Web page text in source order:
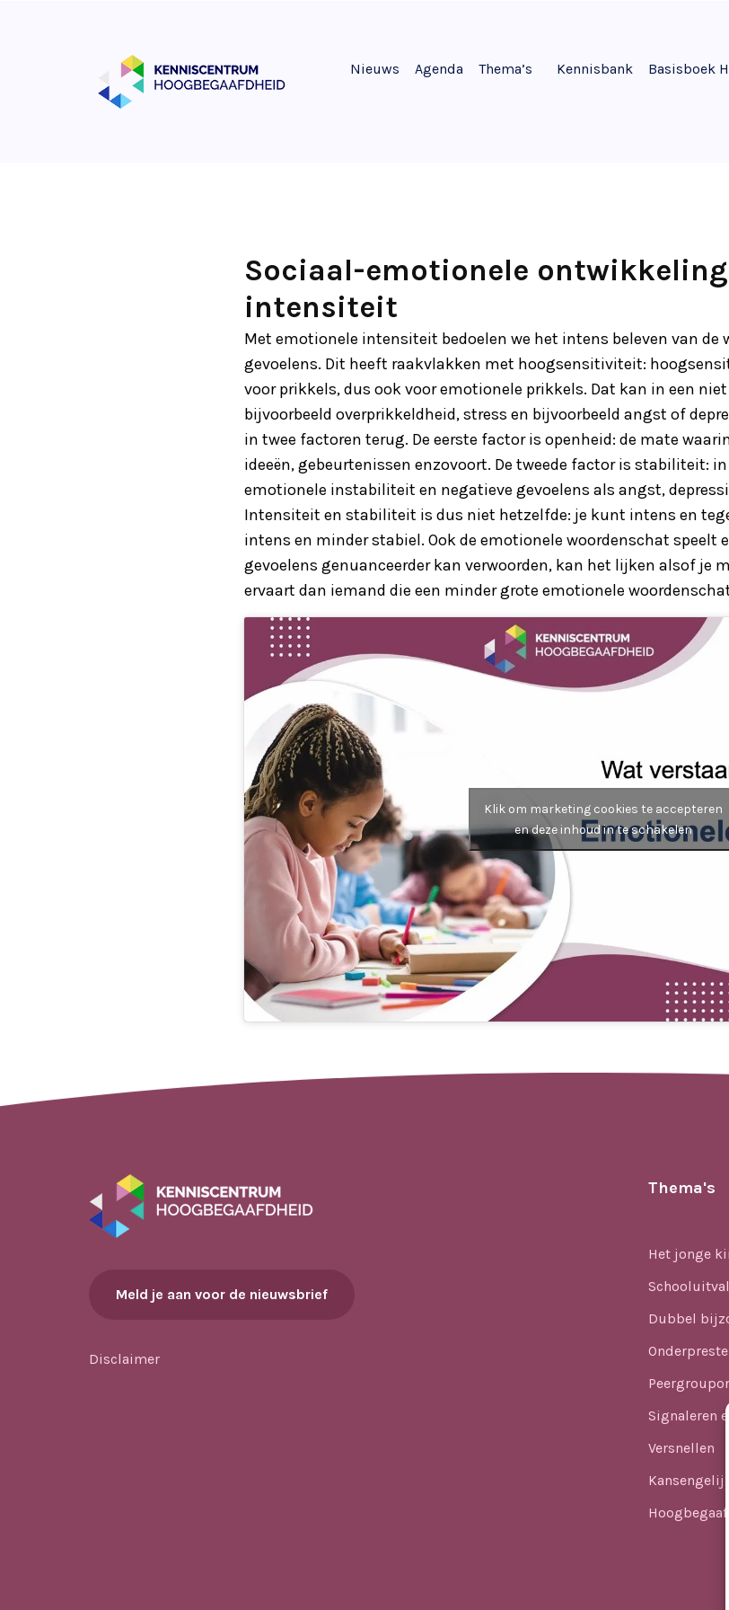
Nieuws Agenda Thema’s Kennisbank Basisboek
Sociaal-emotionele
intensiteit
Met emotionele intensiteit bedoelen we het intens beleven van de
gevoelens. Dit heeft raakvlakken met hoogsensitiviteit:
voor prikkels, dus ook voor emotionele prikkels. Dat kan in een
bijvoorbeeld overprikkeldheid, stress en bijvoorbeeld angst of
in twee factoren terug. De eerste factor is openheid: de mate
ideeën, gebeurtenissen enzovoort. De tweede factor is stabiliteit:
emotionele instabiliteit en negatieve gevoelens als angst,
Intensiteit en stabiliteit is dus niet hetzelfde: je kunt intens en
intens en minder stabiel. Ook de emotionele woordenschat speelt
gevoelens genuanceerder kan verwoorden, kan het lijken alsof je
ervaart dan iemand die een minder grote emotionele
Klik om marketing cookies te accepteren
en deze inhoud in te schakelen
Meld je aan voor de nieuwsbrief
Disclaimer
Thema's
Het jonge
Schooluitval
Dubbel
Signaleren
Versnellen